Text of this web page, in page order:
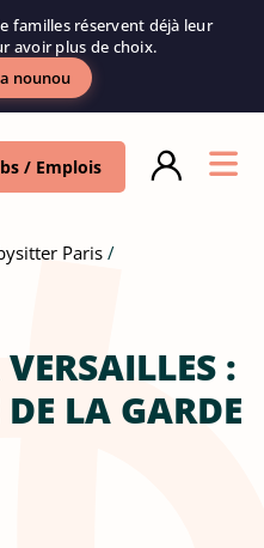
familles réservent déjà leur
avoir plus de choix.
nounou
/ Emplois
Paris
:
DE LA GARDE